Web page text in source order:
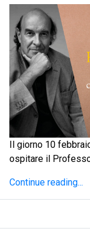
Il giorno 10
ospitare il
Continue reading...